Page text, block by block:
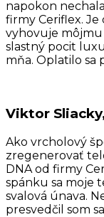
napokon
firmy Ceriflex.
vyhovuje môjmu
slastný pocit
mňa. Oplatilo sa
Viktor
Ako vrcholový
zregenerovať
DNA od firmy
spánku sa moje
svalová únava.
presvedčil som